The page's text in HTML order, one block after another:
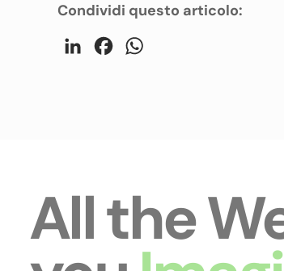
Condividi questo articolo:
LinkedInFacebook
All the